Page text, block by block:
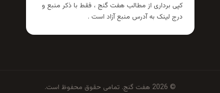
کپی برداری از مطالب هفت گنج ، فقط با ذکر منبع و
درج لینک به آدرس منبع آزاد است .
© 2026 هفت گنج. تمامی حقوق محفوظ است.